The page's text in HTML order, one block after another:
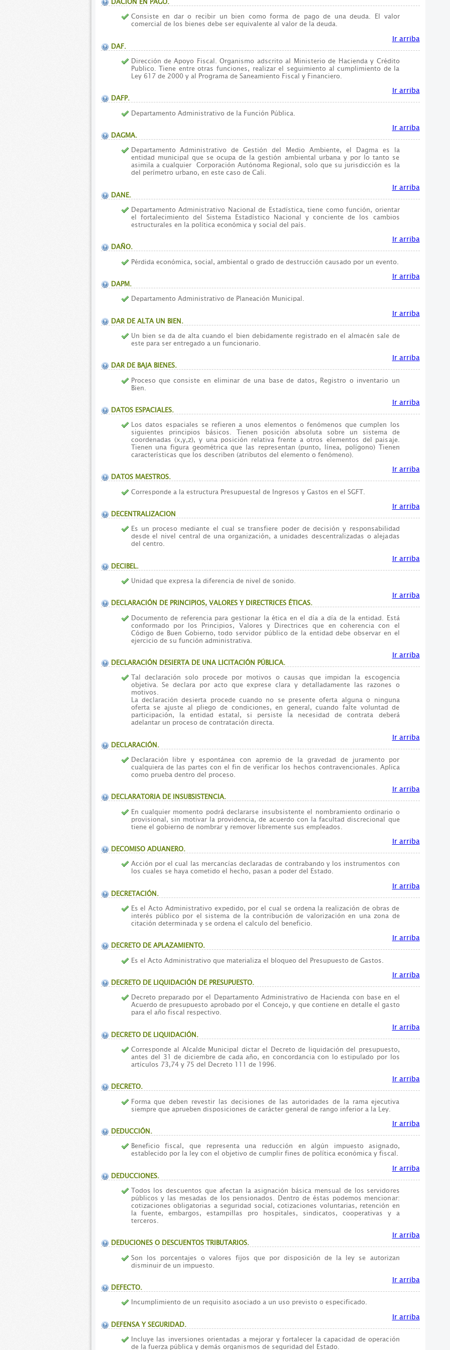
DACIÓN EN PAGO.
Consiste en dar o recibir un bien como forma de pago de una deuda. El valor
comercial de los bienes debe ser equivalente al valor de la deuda.
Ir arriba
DAF.
Dirección de Apoyo Fiscal. Organismo adscrito al Ministerio de Hacienda y Crédito
Publico. Tiene entre otras funciones, realizar el seguimiento al cumplimiento de la
Ley 617 de 2000 y al Programa de Saneamiento Fiscal y Financiero.
Ir arriba
DAFP.
Departamento Administrativo de la Función Pública.
Ir arriba
DAGMA.
Departamento Administrativo de Gestión del Medio Ambiente, el Dagma es la
entidad municipal que se ocupa de la gestión ambiental urbana y por lo tanto se
asimila a cualquier Corporación Autónoma Regional, solo que su jurisdicción es la
del perímetro urbano, en este caso de Cali.
Ir arriba
DANE.
Departamento Administrativo Nacional de Estadística, tiene como función, orientar
el fortalecimiento del Sistema Estadístico Nacional y conciente de los cambios
estructurales en la política económica y social del país.
Ir arriba
DAÑO.
Pérdida económica, social, ambiental o grado de destrucción causado por un evento.
Ir arriba
DAPM.
Departamento Administrativo de Planeación Municipal.
Ir arriba
DAR DE ALTA UN BIEN.
Un bien se da de alta cuando el bien debidamente registrado en el almacén sale de
este para ser entregado a un funcionario.
Ir arriba
DAR DE BAJA BIENES.
Proceso que consiste en eliminar de una base de datos, Registro o inventario un
Bien.
Ir arriba
DATOS ESPACIALES.
Los datos espaciales se refieren a unos elementos o fenómenos que cumplen los
siguientes principios básicos. Tienen posición absoluta sobre un sistema de
coordenadas (x,y,z), y una posición relativa frente a otros elementos del paisaje.
Tienen una figura geométrica que las representan (punto, línea, polígono) Tienen
características que los describen (atributos del elemento o fenómeno).
Ir arriba
DATOS MAESTROS.
Corresponde a la estructura Presupuestal de Ingresos y Gastos en el SGFT.
Ir arriba
DECENTRALIZACION
Es un proceso mediante el cual se transfiere poder de decisión y responsabilidad
desde el nivel central de una organización, a unidades descentralizadas o alejadas
del centro.
Ir arriba
DECIBEL.
Unidad que expresa la diferencia de nivel de sonido.
Ir arriba
DECLARACIÓN DE PRINCIPIOS, VALORES Y DIRECTRICES ÉTICAS.
Documento de referencia para gestionar la ética en el día a día de la entidad. Está
conformado por los Principios, Valores y Directrices que en coherencia con el
Código de Buen Gobierno, todo servidor público de la entidad debe observar en el
ejercicio de su función administrativa.
Ir arriba
DECLARACIÓN DESIERTA DE UNA LICITACIÓN PÚBLICA.
Tal declaración solo procede por motivos o causas que impidan la escogencia
objetiva. Se declara por acto que exprese clara y detalladamente las razones o
motivos.
La declaración desierta procede cuando no se presente oferta alguna o ninguna
oferta se ajuste al pliego de condiciones, en general, cuando falte voluntad de
participación, la entidad estatal, si persiste la necesidad de contrata deberá
adelantar un proceso de contratación directa.
Ir arriba
DECLARACIÓN.
Declaración libre y espontánea con apremio de la gravedad de juramento por
cualquiera de las partes con el fin de verificar los hechos contravencionales. Aplica
como prueba dentro del proceso.
Ir arriba
DECLARATORIA DE INSUBSISTENCIA.
En cualquier momento podrá declararse insubsistente el nombramiento ordinario o
provisional, sin motivar la providencia, de acuerdo con la facultad discrecional que
tiene el gobierno de nombrar y remover libremente sus empleados.
Ir arriba
DECOMISO ADUANERO.
Acción por el cual las mercancías declaradas de contrabando y los instrumentos con
los cuales se haya cometido el hecho, pasan a poder del Estado.
Ir arriba
DECRETACIÓN.
Es el Acto Administrativo expedido, por el cual se ordena la realización de obras de
interés público por el sistema de la contribución de valorización en una zona de
citación determinada y se ordena el calculo del beneficio.
Ir arriba
DECRETO DE APLAZAMIENTO.
Es el Acto Administrativo que materializa el bloqueo del Presupuesto de Gastos.
Ir arriba
DECRETO DE LIQUIDACIÓN DE PRESUPUESTO.
Decreto preparado por el Departamento Administrativo de Hacienda con base en el
Acuerdo de presupuesto aprobado por el Concejo, y que contiene en detalle el gasto
para el año fiscal respectivo.
Ir arriba
DECRETO DE LIQUIDACIÓN.
Corresponde al Alcalde Municipal dictar el Decreto de liquidación del presupuesto,
antes del 31 de diciembre de cada año, en concordancia con lo estipulado por los
artículos 73,74 y 75 del Decreto 111 de 1996.
Ir arriba
DECRETO.
Forma que deben revestir las decisiones de las autoridades de la rama ejecutiva
siempre que aprueben disposiciones de carácter general de rango inferior a la Ley.
Ir arriba
DEDUCCIÓN.
Beneficio fiscal, que representa una reducción en algún impuesto asignado,
establecido por la ley con el objetivo de cumplir fines de política económica y fiscal.
Ir arriba
DEDUCCIONES.
Todos los descuentos que afectan la asignación básica mensual de los servidores
públicos y las mesadas de los pensionados. Dentro de éstas podemos mencionar:
cotizaciones obligatorias a seguridad social, cotizaciones voluntarias, retención en
la fuente, embargos, estampillas pro hospitales, sindicatos, cooperativas y a
terceros.
Ir arriba
DEDUCIONES O DESCUENTOS TRIBUTARIOS.
Son los porcentajes o valores fijos que por disposición de la ley se autorizan
disminuir de un impuesto.
Ir arriba
DEFECTO.
Incumplimiento de un requisito asociado a un uso previsto o especificado.
Ir arriba
DEFENSA Y SEGURIDAD.
Incluye las inversiones orientadas a mejorar y fortalecer la capacidad de operación
de la fuerza pública y demás organismos de seguridad del Estado.